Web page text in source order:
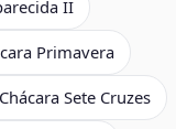
II
Primavera
Chácara Sete Cruzes